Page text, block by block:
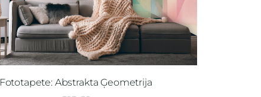
Fototapete: Abstrakta Ģeometrija